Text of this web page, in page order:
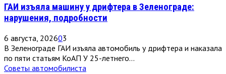
ГАИ изъяла машину у дрифтера в Зеленограде:
нарушения, подробности
6 августа, 202603
В Зеленограде ГАИ изъяла автомобиль у дрифтера и наказала
по пяти статьям КоАП У 25-летнего...
Советы автомобилиста